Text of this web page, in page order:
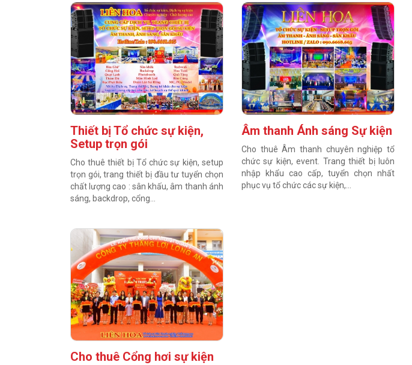
Thiết bị Tổ chức sự kiện,
Setup trọn gói
Cho thuê thiết bị Tổ chức sự kiện, setup
trọn gói, trang thiết bị đầu tư tuyển chọn
chất lượng cao : sân khấu, âm thanh ánh
sáng, backdrop, cổng...
Âm thanh Ánh sáng Sự kiện
Cho thuê Âm thanh chuyên nghiệp tổ
chức sự kiện, event. Trang thiết bị luôn
nhập khẩu cao cấp, tuyển chọn nhất
phục vụ tổ chức các sự kiện,...
Cho thuê Cổng hơi sự kiện